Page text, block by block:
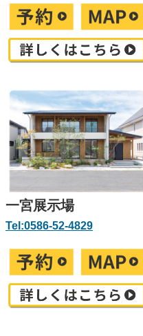
一宮展示場
Tel:0586-52-4829